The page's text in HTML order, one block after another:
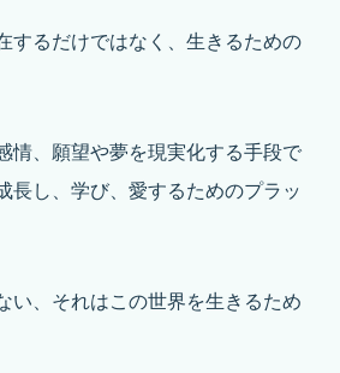
するだけではなく、生きるための
情、願望や夢を現実化する手段で
長し、学び、愛するためのプラッ
い、それはこの世界を生きるため